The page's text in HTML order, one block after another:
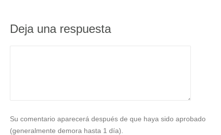
Deja una respuesta
Su comentario aparecerá después de que haya sido aprobado
(generalmente demora hasta 1 día).